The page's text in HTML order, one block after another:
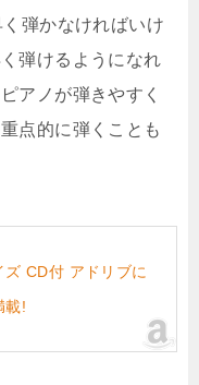
弾かなければいけ
弾けるようになれ
アノが弾きやすく
点的に弾くことも
CD付 アドリブに
載!